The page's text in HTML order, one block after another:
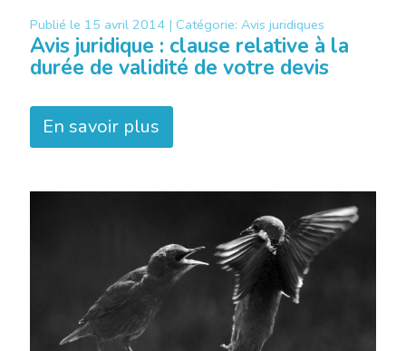
Publié le 15 avril 2014 | Catégorie: Avis juridiques
Avis juridique : clause relative à la
durée de validité de votre devis
En savoir plus